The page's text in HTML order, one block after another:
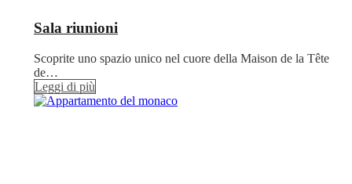
Sala riunioni
Scoprite uno spazio unico nel cuore della Maison de la Tête
de…
Leggi di più